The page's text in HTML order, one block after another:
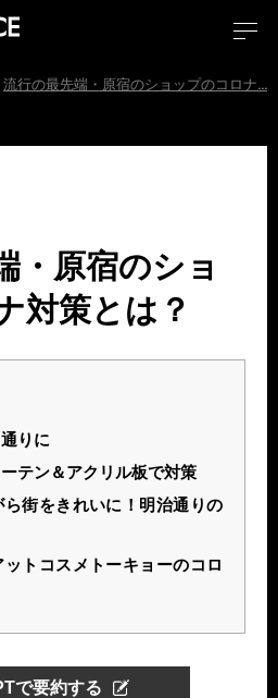
流行の最先端・原宿のショップのコロナ対策とは？
・原宿のショ
対策とは？
りに
テン＆アクリル板で対策
ら街をきれいに！明治通りの
トコスメトーキョーのコロ
で要約する